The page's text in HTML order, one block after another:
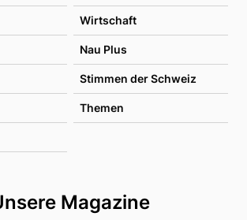
Wirtschaft
Nau Plus
Stimmen der Schweiz
Themen
Magazine